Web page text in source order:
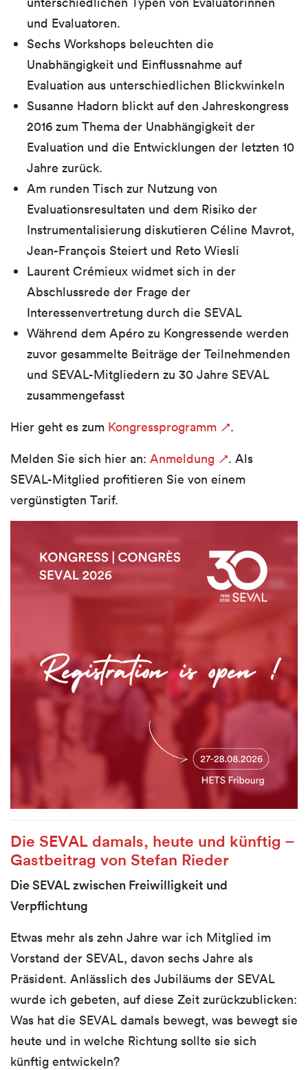
und Evaluatoren.
Sechs Workshops beleuchten die
Unabhängigkeit und Einflussnahme auf
Evaluation aus unterschiedlichen Blickwinkeln
Susanne Hadorn blickt auf den Jahreskongress
2016 zum Thema der Unabhängigkeit der
Evaluation und die Entwicklungen der letzten 10
Jahre zurück.
Am runden Tisch zur Nutzung von
Evaluationsresultaten und dem Risiko der
Instrumentalisierung diskutieren Céline Mavrot,
Jean-François Steiert und Reto Wiesli
Laurent Crémieux widmet sich in der
Abschlussrede der Frage der
Interessenvertretung durch die SEVAL
Während dem Apéro zu Kongressende werden
zuvor gesammelte Beiträge der Teilnehmenden
und SEVAL-Mitgliedern zu 30 Jahre SEVAL
zusammengefasst
Hier geht es zum Kongressprogramm
.
Melden Sie sich hier an: Anmeldung
. Als
SEVAL-Mitglied profitieren Sie von einem
vergünstigten Tarif.
Die SEVAL damals, heute und künftig –
Gastbeitrag von Stefan Rieder
Die SEVAL zwischen Freiwilligkeit und
Verpflichtung
Etwas mehr als zehn Jahre war ich Mitglied im
Vorstand der SEVAL, davon sechs Jahre als
Präsident. Anlässlich des Jubiläums der SEVAL
wurde ich gebeten, auf diese Zeit zurückzublicken:
Was hat die SEVAL damals bewegt, was bewegt sie
heute und in welche Richtung sollte sie sich
künftig entwickeln?